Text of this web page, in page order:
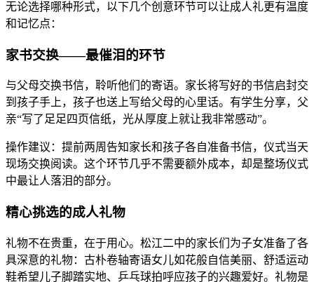
无论选择哪种形式，以下几个创意环节可以让成人礼更有温度
和记忆点：
家书交换——最催泪的环节
与父母交换书信，聆听他们的寄语。家长将写好的书信启封交
到孩子手上，孩子也送上写给父母的心里话。有学生分享，父
亲“写了足足四页信纸，光从厚度上就让我非常感动”。
操作建议：提前两周告知家长和孩子各自准备书信，仪式当天
现场交换阅读。这个环节几乎不需要额外成本，却是整场仪式
中最让人落泪的部分。
精心挑选的成人礼物
礼物不在贵重，在于用心。松江二中的家长们为子女准备了各
具深意的礼物：古朴卷轴寄语女儿如花般自信美丽、舒适运动
鞋希望儿子脚踏实地、乒乓球拍呼应孩子的兴趣爱好。礼物是